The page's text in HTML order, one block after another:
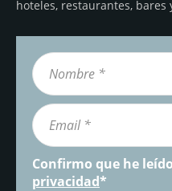
hoteles, restaurantes, bares
Confirmo que he
privacidad*